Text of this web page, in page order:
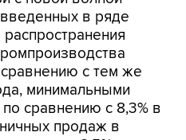
с тем же
минимальными
сравнению с 8,3% в
продаж в
до 8,5% в
12,1% в июне.